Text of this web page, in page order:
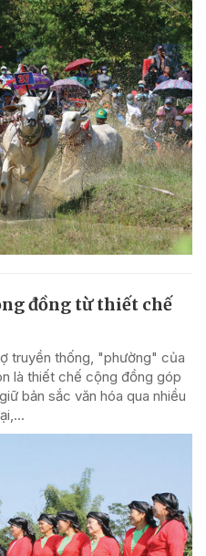
đồng từ thiết chế
truyền thống, "phường" của
là thiết chế cộng đồng góp
bản sắc văn hóa qua nhiều